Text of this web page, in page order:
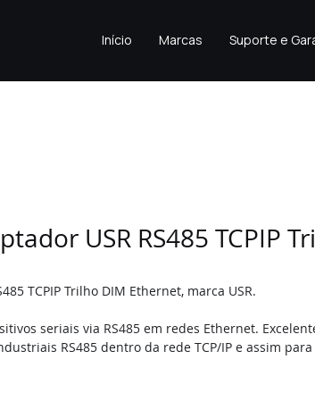
Início Marcas Suporte e
USR RS485 TCPIP
TCPIP Trilho DIM Ethernet, marca USR.
seriais via RS485 em redes Ethernet.
RS485 dentro da rede TCP/IP e assim